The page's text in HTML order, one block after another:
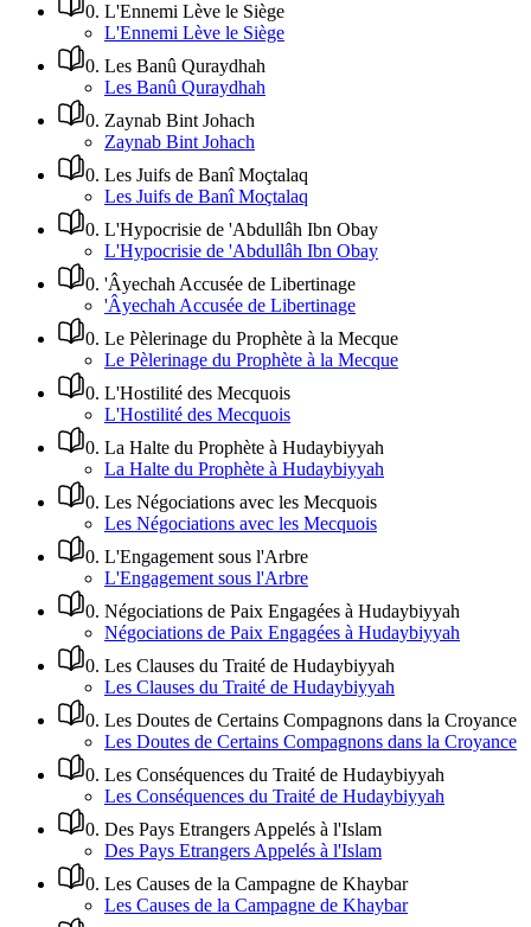
0. L'Ennemi Lève le Siège
L'Ennemi Lève le Siège
0. Les Banû Quraydhah
Les Banû Quraydhah
0. Zaynab Bint Johach
Zaynab Bint Johach
0. Les Juifs de Banî Moçtalaq
Les Juifs de Banî Moçtalaq
0. L'Hypocrisie de 'Abdullâh Ibn Obay
L'Hypocrisie de 'Abdullâh Ibn Obay
0. 'Âyechah Accusée de Libertinage
'Âyechah Accusée de Libertinage
0. Le Pèlerinage du Prophète à la Mecque
Le Pèlerinage du Prophète à la Mecque
0. L'Hostilité des Mecquois
L'Hostilité des Mecquois
0. La Halte du Prophète à Hudaybiyyah
La Halte du Prophète à Hudaybiyyah
0. Les Négociations avec les Mecquois
Les Négociations avec les Mecquois
0. L'Engagement sous l'Arbre
L'Engagement sous l'Arbre
0. Négociations de Paix Engagées à Hudaybiyyah
Négociations de Paix Engagées à Hudaybiyyah
0. Les Clauses du Traité de Hudaybiyyah
Les Clauses du Traité de Hudaybiyyah
0. Les Doutes de Certains Compagnons dans la Croyance
Les Doutes de Certains Compagnons dans la Croyance
0. Les Conséquences du Traité de Hudaybiyyah
Les Conséquences du Traité de Hudaybiyyah
0. Des Pays Etrangers Appelés à l'Islam
Des Pays Etrangers Appelés à l'Islam
0. Les Causes de la Campagne de Khaybar
Les Causes de la Campagne de Khaybar